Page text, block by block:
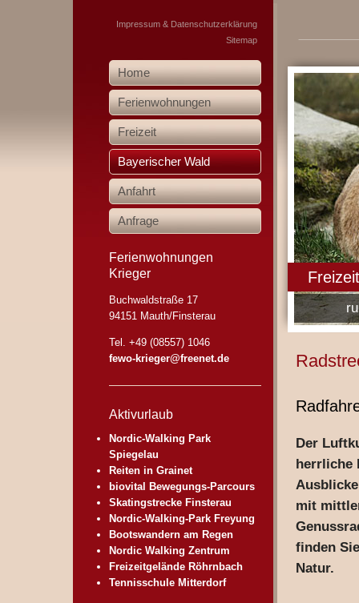
Impressum & Datenschutzerklärung
Sitemap
Home
Ferienwohnungen
Freizeit
Bayerischer Wald
Anfahrt
Anfrage
Ferienwohnungen
Krieger
Buchwaldstraße 17
94151 Mauth/Finsterau
Tel. +49 (08557) 1046
fewo-krieger@freenet.de
Aktivurlaub
Nordic-Walking Park
Spiegelau
Reiten in Grainet
biovital Bewegungs-Parcours
Skatingstrecke Finsterau
Nordic-Walking-Park Freyung
Bootswandern am Regen
Nordic Walking Zentrum
Freizeitgelände Röhrnbach
Tennisschule Mitterdorf
Der
herrliche
mit
finden
Natur.